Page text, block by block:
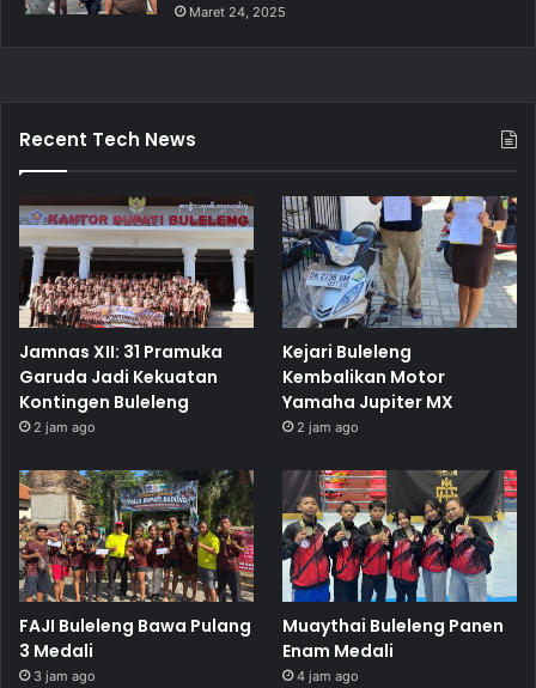
Maret 24, 2025
Recent Tech News
Jamnas XII: 31 Pramuka
Garuda Jadi Kekuatan
Kontingen Buleleng
2 jam ago
Kejari Buleleng
Kembalikan Motor
Yamaha Jupiter MX
2 jam ago
FAJI Buleleng Bawa Pulang
3 Medali
3 jam ago
Muaythai Buleleng Panen
Enam Medali
4 jam ago